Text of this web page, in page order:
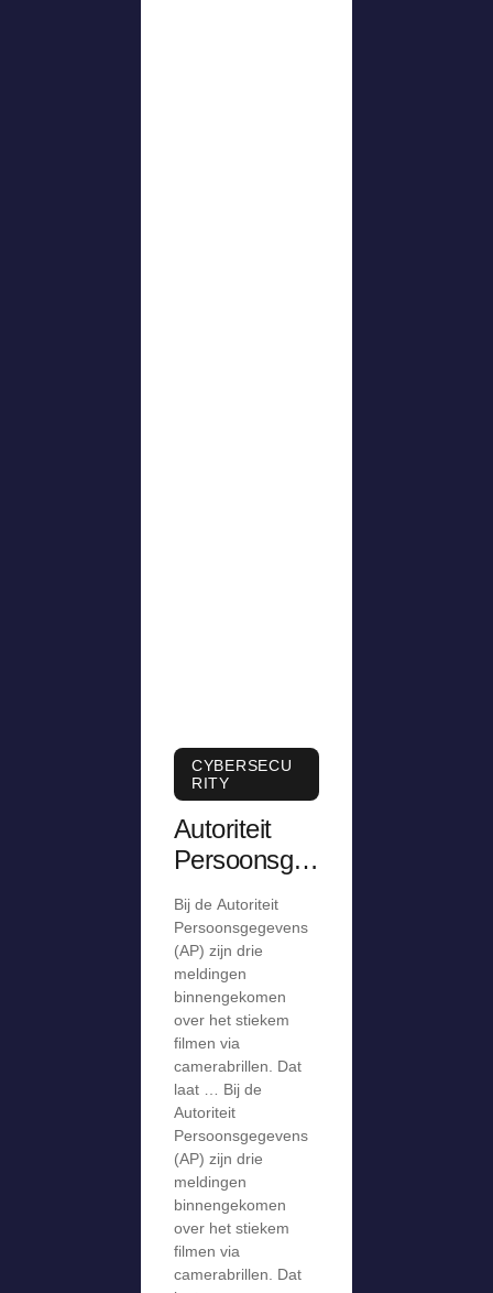
CYBERSECU
RITY
Autoriteit
Persoonsge
meldingen
over stiekem
filmen via
camerabril
Bij de Autoriteit
Persoonsgegevens
(AP) zijn drie
meldingen
binnengekomen
over het stiekem
filmen via
camerabrillen. Dat
laat … Bij de
Autoriteit
Persoonsgegevens
(AP) zijn drie
meldingen
binnengekomen
over het stiekem
filmen via
camerabrillen. Dat